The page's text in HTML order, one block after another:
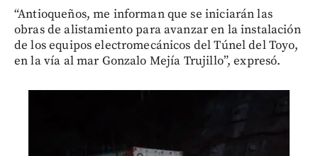
“Antioqueños, me informan que se iniciarán las
obras de alistamiento para avanzar en la instalación
de los equipos electromecánicos del Túnel del Toyo,
en la vía al mar Gonzalo Mejía Trujillo”, expresó.